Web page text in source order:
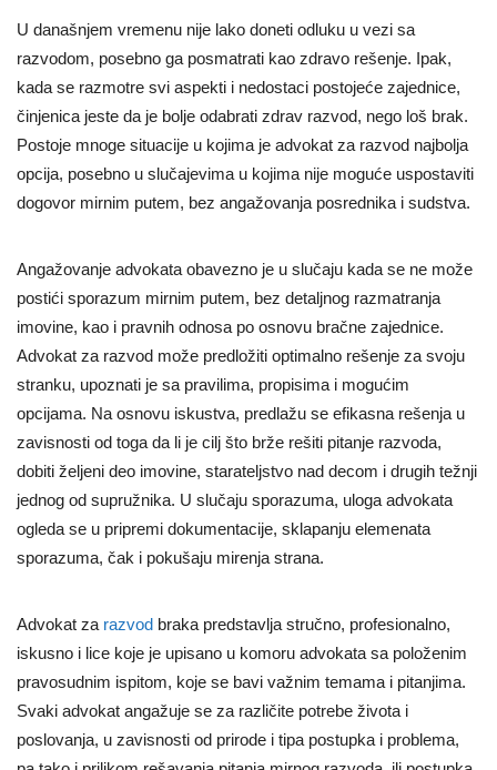
U današnjem vremenu nije lako doneti odluku u vezi sa
razvodom, posebno ga posmatrati kao zdravo rešenje. Ipak,
kada se razmotre svi aspekti i nedostaci postojeće zajednice,
činjenica jeste da je bolje odabrati zdrav razvod, nego loš brak.
Postoje mnoge situacije u kojima je advokat za razvod najbolja
opcija, posebno u slučajevima u kojima nije moguće uspostaviti
dogovor mirnim putem, bez angažovanja posrednika i sudstva.
Angažovanje advokata obavezno je u slučaju kada se ne može
postići sporazum mirnim putem, bez detaljnog razmatranja
imovine, kao i pravnih odnosa po osnovu bračne zajednice.
Advokat za razvod može predložiti optimalno rešenje za svoju
stranku, upoznati je sa pravilima, propisima i mogućim
opcijama. Na osnovu iskustva, predlažu se efikasna rešenja u
zavisnosti od toga da li je cilj što brže rešiti pitanje razvoda,
dobiti željeni deo imovine, starateljstvo nad decom i drugih težnji
jednog od supružnika. U slučaju sporazuma, uloga advokata
ogleda se u pripremi dokumentacije, sklapanju elemenata
sporazuma, čak i pokušaju mirenja strana.
Advokat za razvod braka predstavlja stručno, profesionalno,
iskusno i lice koje je upisano u komoru advokata sa položenim
pravosudnim ispitom, koje se bavi važnim temama i pitanjima.
Svaki advokat angažuje se za različite potrebe života i
poslovanja, u zavisnosti od prirode i tipa postupka i problema,